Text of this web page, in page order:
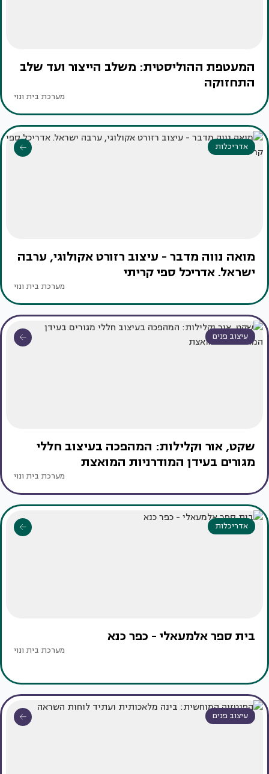
המעטפת ההוליסטית: משלב הייצור ועד שלב
התחזוקה
מערכת בית ונוי
אדריכלות
מואה נווה מדבר - עיצוב רזורט אקולוגי, ערבה
ישראל. אדריכל ספי קריתי
מערכת בית ונוי
עיצוב פנים
שקט, אור וקלילות: המהפכה בעיצוב חללי
מגורים בעידן המודרניות המואצת
מערכת בית ונוי
אדריכלות
בית ספר אלמעאלי - כפר כנא
מערכת בית ונוי
עיצוב פנים